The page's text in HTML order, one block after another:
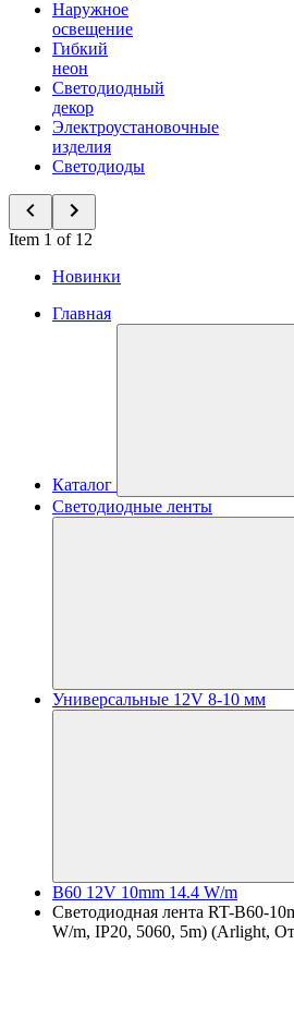
Наружное
освещение
Гибкий
неон
Светодиодный
декор
Электроустановочные
изделия
Светодиоды
Item 1 of 12
Новинки
Главная
Каталог
Светодиодные ленты
Универсальные 12V 8-10 мм
B60 12V 10mm 14.4 W/m
Светодиодная лента RT-B60-
W/m, IP20, 5060, 5m) (Arlight,